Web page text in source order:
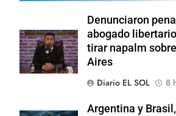
Denunciaron
abogado
tirar napalm
Aires
Diario EL SOL
8
Argentina y